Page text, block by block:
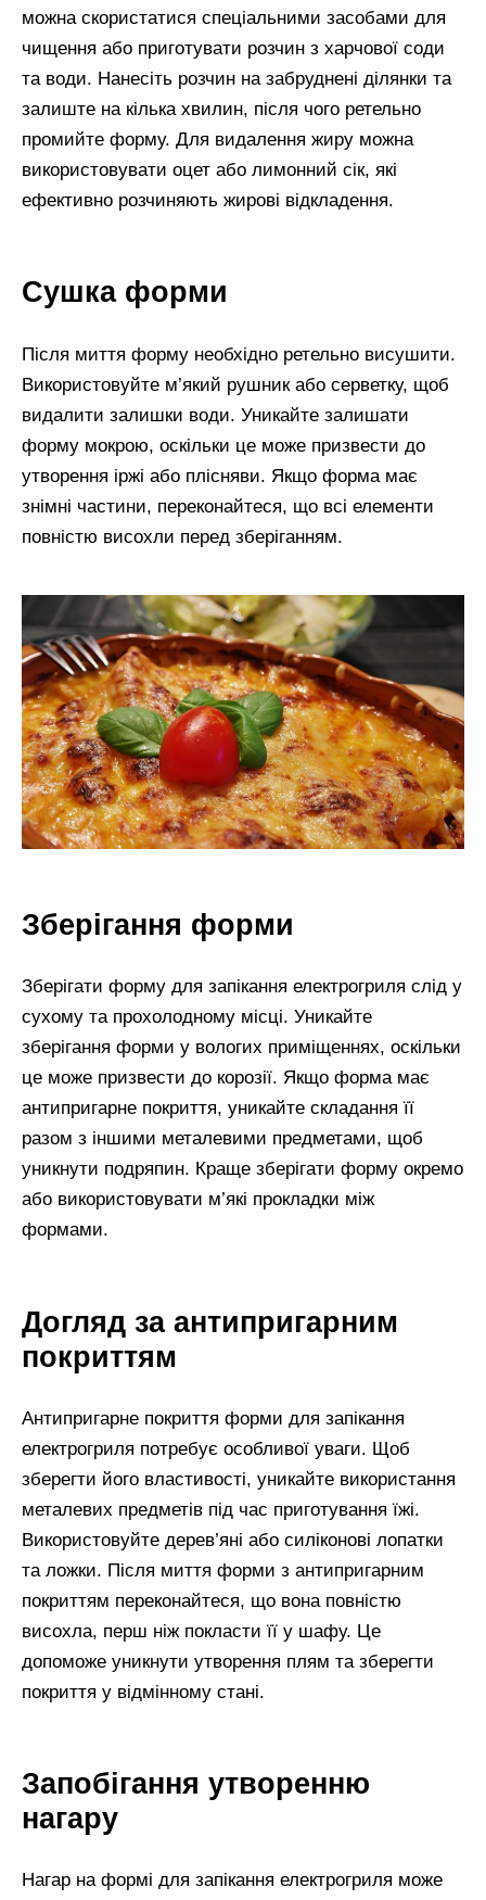
можна скористатися спеціальними засобами для
чищення або приготувати розчин з харчової соди
та води. Нанесіть розчин на забруднені ділянки та
залиште на кілька хвилин, після чого ретельно
промийте форму. Для видалення жиру можна
використовувати оцет або лимонний сік, які
ефективно розчиняють жирові відкладення.
Сушка форми
Після миття форму необхідно ретельно висушити.
Використовуйте м’який рушник або серветку, щоб
видалити залишки води. Уникайте залишати
форму мокрою, оскільки це може призвести до
утворення іржі або плісняви. Якщо форма має
знімні частини, переконайтеся, що всі елементи
повністю висохли перед зберіганням.
Зберігання форми
Зберігати форму для запікання електрогриля слід у
сухому та прохолодному місці. Уникайте
зберігання форми у вологих приміщеннях, оскільки
це може призвести до корозії. Якщо форма має
антипригарне покриття, уникайте складання її
разом з іншими металевими предметами, щоб
уникнути подряпин. Краще зберігати форму окремо
або використовувати м’які прокладки між
формами.
Догляд за антипригарним
покриттям
Антипригарне покриття форми для запікання
електрогриля потребує особливої уваги. Щоб
зберегти його властивості, уникайте використання
металевих предметів під час приготування їжі.
Використовуйте дерев’яні або силіконові лопатки
та ложки. Після миття форми з антипригарним
покриттям переконайтеся, що вона повністю
висохла, перш ніж покласти її у шафу. Це
допоможе уникнути утворення плям та зберегти
покриття у відмінному стані.
Запобігання утворенню
нагару
Нагар на формі для запікання електрогриля може